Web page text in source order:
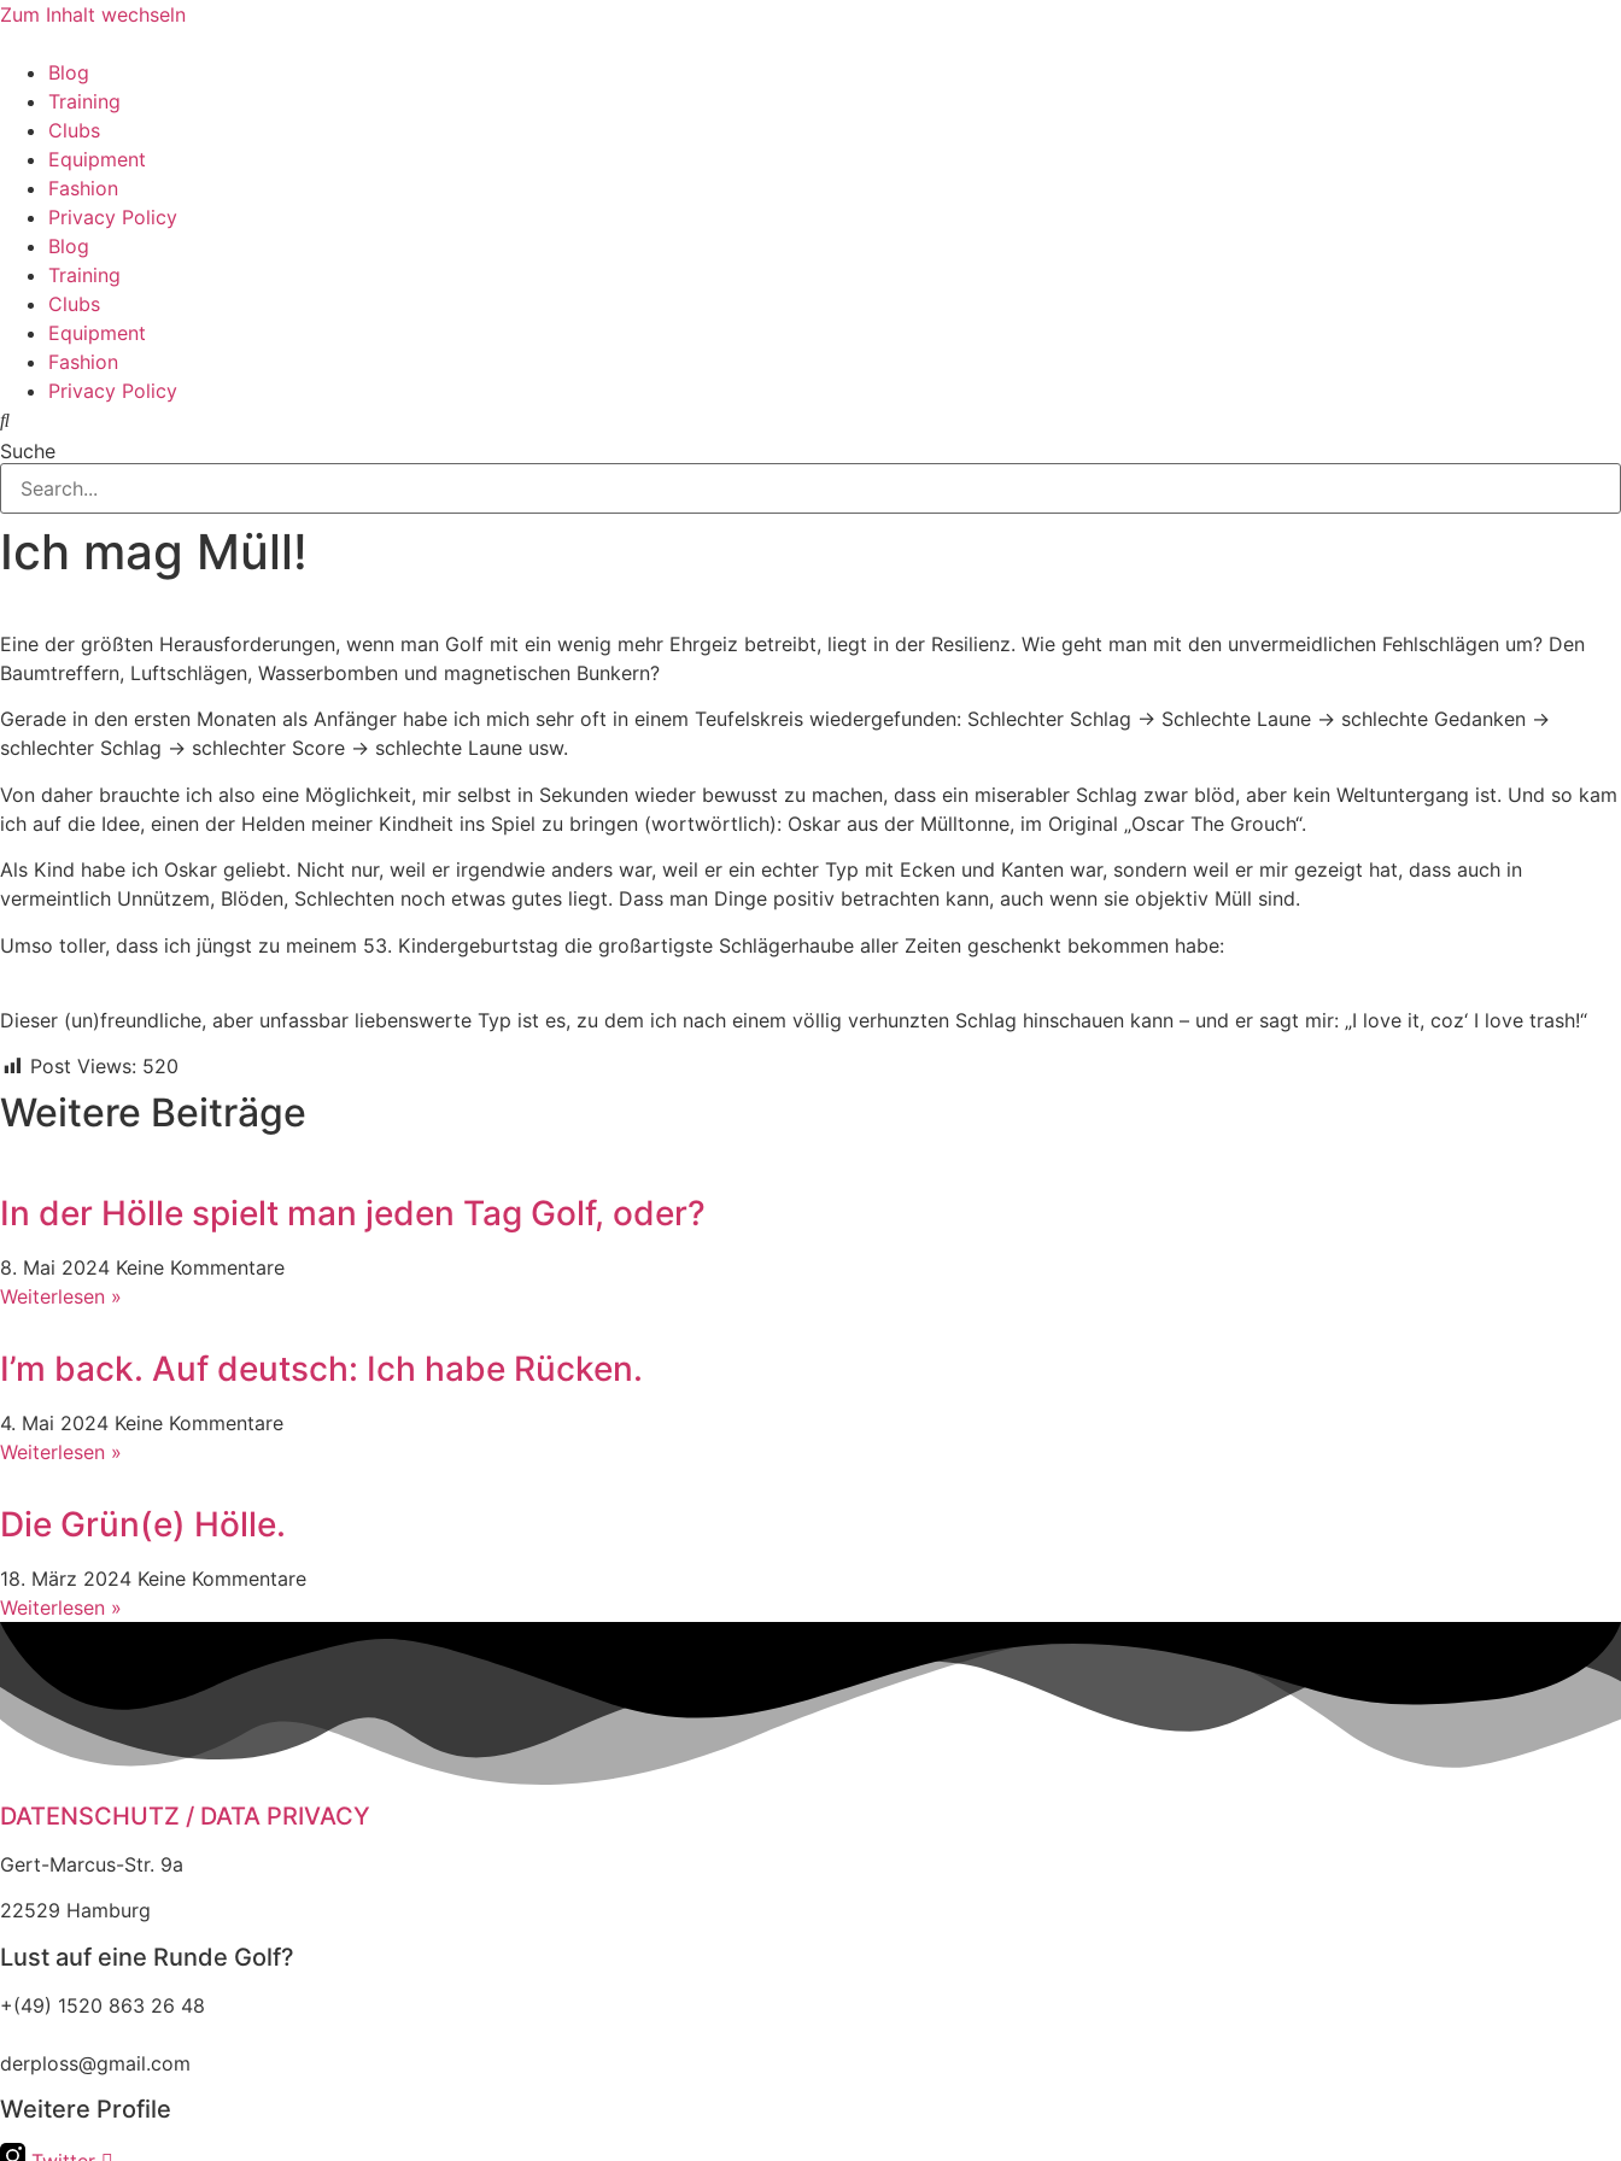
Zum Inhalt wechseln
Blog
Training
Clubs
Equipment
Fashion
Privacy Policy
Blog
Training
Clubs
Equipment
Fashion
Privacy Policy
Suche
Ich mag Müll!
Eine der größten Herausforderungen, wenn man Golf mit ein wenig mehr Ehrgeiz betreibt, liegt in der Resilienz. Wie geht man mit den unvermeidlichen Fehlschlägen um? Den
Baumtreffern, Luftschlägen, Wasserbomben und magnetischen Bunkern?
Gerade in den ersten Monaten als Anfänger habe ich mich sehr oft in einem Teufelskreis wiedergefunden: Schlechter Schlag -> Schlechte Laune -> schlechte Gedanken ->
schlechter Schlag -> schlechter Score -> schlechte Laune usw.
Von daher brauchte ich also eine Möglichkeit, mir selbst in Sekunden wieder bewusst zu machen, dass ein miserabler Schlag zwar blöd, aber kein Weltuntergang ist. Und so kam
ich auf die Idee, einen der Helden meiner Kindheit ins Spiel zu bringen (wortwörtlich): Oskar aus der Mülltonne, im Original „Oscar The Grouch“.
Als Kind habe ich Oskar geliebt. Nicht nur, weil er irgendwie anders war, weil er ein echter Typ mit Ecken und Kanten war, sondern weil er mir gezeigt hat, dass auch in
vermeintlich Unnützem, Blöden, Schlechten noch etwas gutes liegt. Dass man Dinge positiv betrachten kann, auch wenn sie objektiv Müll sind.
Umso toller, dass ich jüngst zu meinem 53. Kindergeburtstag die großartigste Schlägerhaube aller Zeiten geschenkt bekommen habe:
Dieser (un)freundliche, aber unfassbar liebenswerte Typ ist es, zu dem ich nach einem völlig verhunzten Schlag hinschauen kann – und er sagt mir: „I love it, coz‘ I love trash!“
Post Views: 520
Weitere Beiträge
In der Hölle spielt man jeden Tag Golf, oder?
8. Mai 2024 Keine Kommentare
Weiterlesen »
I’m back. Auf deutsch: Ich habe Rücken.
4. Mai 2024 Keine Kommentare
Weiterlesen »
Die Grün(e) Hölle.
18. März 2024 Keine Kommentare
Weiterlesen »
DATENSCHUTZ / DATA PRIVACY
Gert-Marcus-Str. 9a
22529 Hamburg
Lust auf eine Runde Golf?
+(49) 1520 863 26 48
derploss@gmail.com
Weitere Profile